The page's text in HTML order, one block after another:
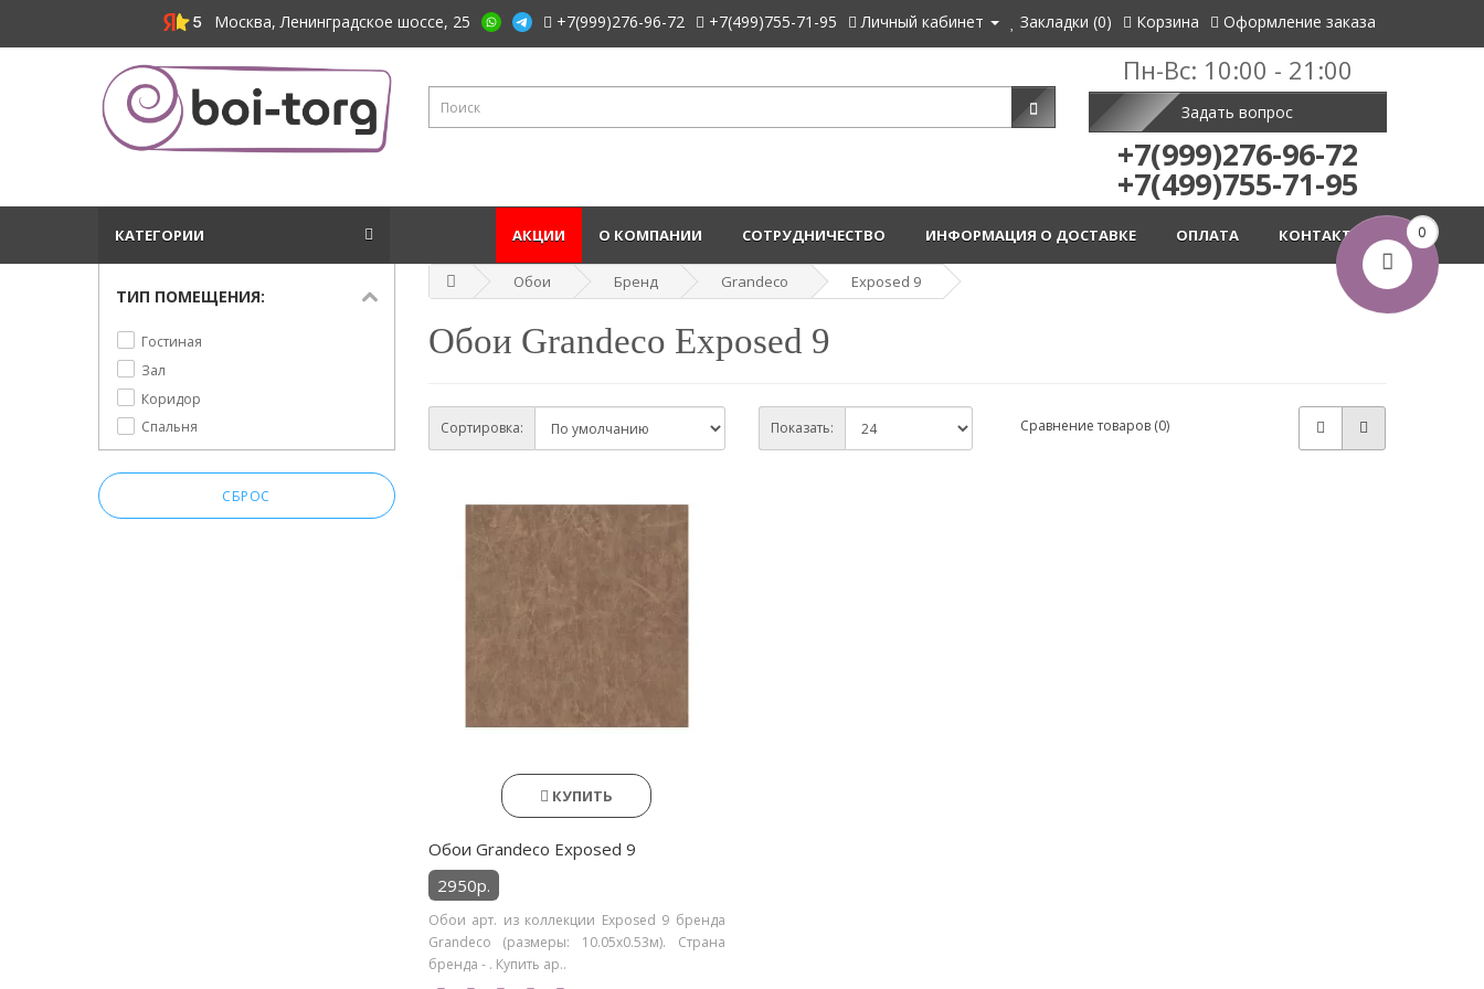
0
Москва, Ленинградское шоссе, 25 +7(999)276-96-72 +7(499)755-71-95 Личный кабинет Закладки (0) Корзина Оформление заказа
Пн-Вс: 10:00 - 21:00
Задать вопрос
+7(999)276-96-72
+7(499)755-71-95
КАТЕГОРИИ КОНТАКТЫ
ОПЛАТА
ИНФОРМАЦИЯ О ДОСТАВКЕ
СОТРУДНИЧЕСТВО
О КОМПАНИИ
АКЦИИ
ТИП ПОМЕЩЕНИЯ:
Гостиная
Зал
Коридор
Спальня
СБРОС
Обои Бренд Grandeco Exposed 9
Обои Grandeco Exposed 9
Сортировка: Показать: Сравнение товаров (0)
КУПИТЬ
Обои Grandeco Exposed 9
2950р.
Обои арт. из коллекции Exposed 9 бренда
Grandeco (размеры: 10.05х0.53м). Страна
бренда - . Купить ар..